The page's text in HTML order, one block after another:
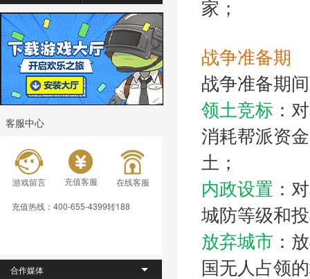
客服中心
游戏留言 充值客服 在线客服
充值热线：400-655-4399转188
合作媒体
家；
战争准备期
战争准备期
领土竞标 ：
消耗帮派资
土；
内政设置 ：
城防等级和
放弃城市 ：
国无人占领